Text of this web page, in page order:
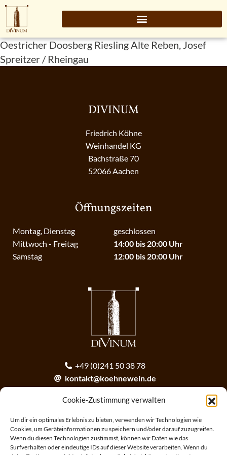
Cookie-Zustimmung verwalten
Um dir ein optimales Erlebnis zu bieten, verwenden wir Technologien wie
Cookies, um Geräteinformationen zu speichern und/oder darauf zuzugreifen.
Wenn du diesen Technologien zustimmst, können wir Daten wie das
Surfverhalten oder eindeutige IDs auf dieser Website verarbeiten. Wenn du
Oestricher Doosberg Riesling Alte Reben, Josef
Spreitzer / Rheingau
DIVINUM
Friedrich Köhne
Weinhandel KG
Bachstraße 70
52066 Aachen
Öffnungszeiten
Montag, Dienstag
Mittwoch - Freitag
Samstag
geschlossen
14:00 bis 20:00 Uhr
12:00 bis 20:00 Uhr
+49 (0)241 50 38 78
kontakt@koehnewein.de
Anmeldung zum Newsletter
ANMELDEN